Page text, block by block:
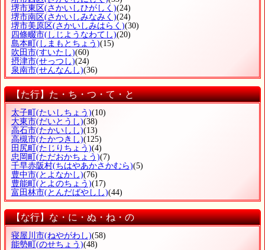
堺市東区(さかいしひがしく)(24)
堺市南区(さかいしみなみく)(24)
堺市美原区(さかいしみはらく)(30)
四條畷市(しじようなわてし)(20)
島本町(しまもとちょう)(15)
吹田市(すいたし)(60)
摂津市(せっつし)(24)
泉南市(せんなんし)(36)
【た行】た・ち・つ・て・と
太子町 (たいしちょう)(10)
大東市(だいとうし)(38)
高石市(たかいしし)(13)
高槻市(たかつきし)(125)
田尻町 (たじりちょう)(4)
忠岡町 (ただおかちょう)(7)
千早赤阪村(ちはやあかさかむら)(5)
豊中市(とよなかし)(76)
豊能町 (とよのちょう)(17)
富田林市(とんだばやしし)(44)
【な行】な・に・ぬ・ね・の
寝屋川市(ねやがわし)(58)
能勢町 (のせちょう)(48)